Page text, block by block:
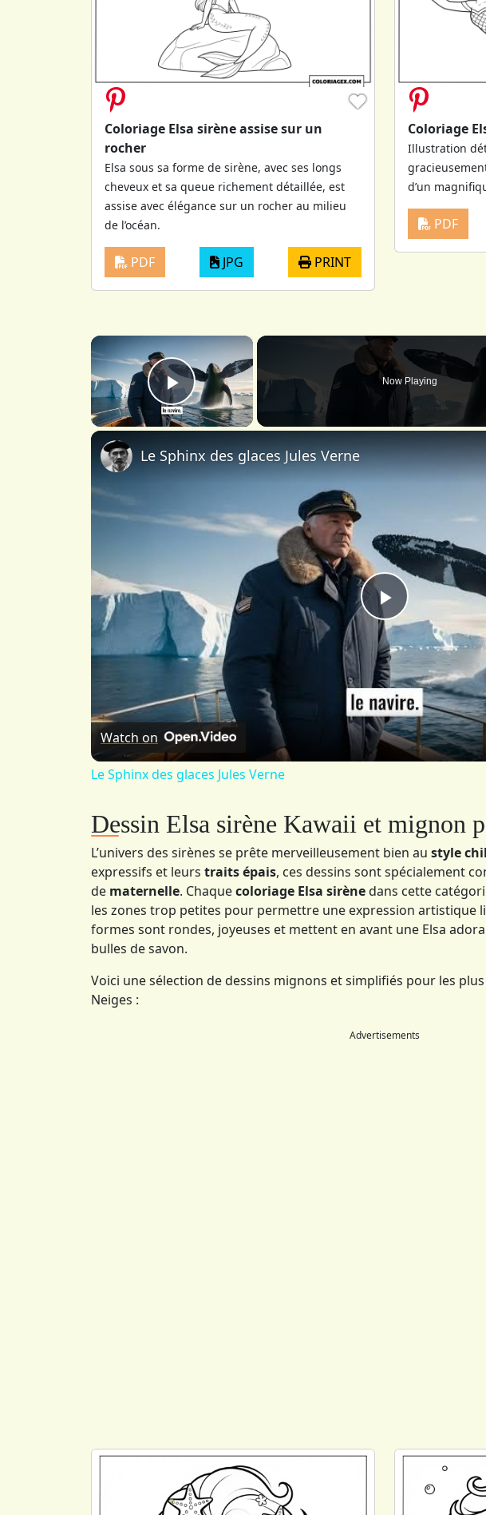
♥
Coloriage Elsa sirène assise sur un
rocher
Elsa sous sa forme de sirène, avec ses longs
cheveux et sa queue richement détaillée, est
assise avec élégance sur un rocher au milieu
de l’océan.
PDF JPG PRINT
Coloriage
Illustration
d’un
PDF
×
Play Video
Now Playing
Play
Video
Le Sphinx des glaces Jules Verne
Watch on
Le Sphinx des glaces Jules Verne
Dessin Elsa sirène Kawaii et mignon
L’univers des sirènes se prête merveilleusement bien au style
expressifs et leurs traits épais, ces dessins sont spécialement
de maternelle. Chaquecoloriage Elsa sirènedans cette
les zones trop petites pour permettre une expression artistique
formes sont rondes, joyeuses et mettent en avant une Elsa
bulles de savon.
Voici une sélection de dessins mignons et simplifiés pour les
Neiges :
Advertisements